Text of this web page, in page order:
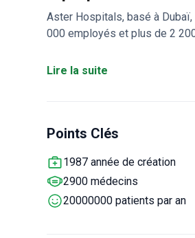
Aster Hospitals, basé à
000 employés et plus de 2
télésanté, des consultations
Lire la suite
Points Clés
1987 année de création
2900 médecins
20000000 patients par an